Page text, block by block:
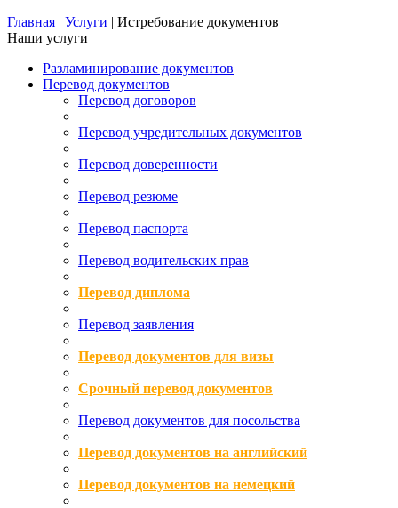
Главная | Услуги | Истребование документов
Наши услуги
Разламинирование документов
Перевод документов
Перевод договоров
Перевод учредительных документов
Перевод доверенности
Перевод резюме
Перевод паспорта
Перевод водительских прав
Перевод диплома
Перевод заявления
Перевод документов для визы
Срочный перевод документов
Перевод документов для посольства
Перевод документов на английский
Перевод документов на немецкий